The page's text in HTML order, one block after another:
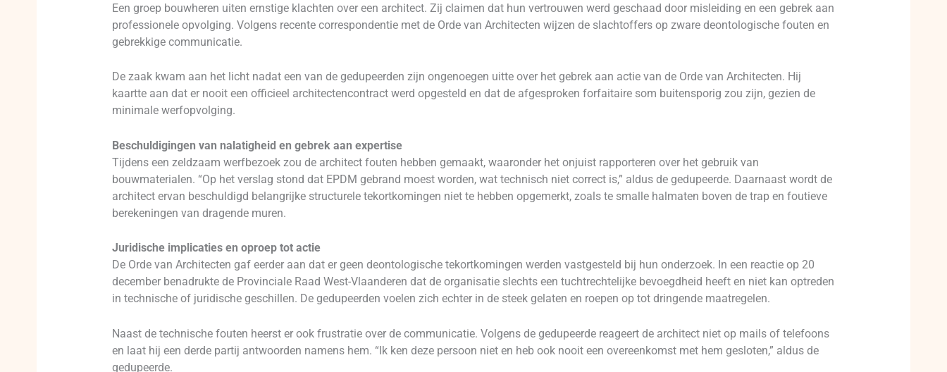
Een groep bouwheren uiten ernstige klachten over een architect. Zij claimen dat hun vertrouwen werd geschaad door misleiding en een gebrek aan
professionele opvolging. Volgens recente correspondentie met de Orde van Architecten wijzen de slachtoffers op zware deontologische fouten en
gebrekkige communicatie.
De zaak kwam aan het licht nadat een van de gedupeerden zijn ongenoegen uitte over het gebrek aan actie van de Orde van Architecten. Hij
kaartte aan dat er nooit een officieel architectencontract werd opgesteld en dat de afgesproken forfaitaire som buitensporig zou zijn, gezien de
minimale werfopvolging.
Beschuldigingen van nalatigheid en gebrek aan expertise
Tijdens een zeldzaam werfbezoek zou de architect fouten hebben gemaakt, waaronder het onjuist rapporteren over het gebruik van
bouwmaterialen. “Op het verslag stond dat EPDM gebrand moest worden, wat technisch niet correct is,” aldus de gedupeerde. Daarnaast wordt de
architect ervan beschuldigd belangrijke structurele tekortkomingen niet te hebben opgemerkt, zoals te smalle halmaten boven de trap en foutieve
berekeningen van dragende muren.
Juridische implicaties en oproep tot actie
De Orde van Architecten gaf eerder aan dat er geen deontologische tekortkomingen werden vastgesteld bij hun onderzoek. In een reactie op 20
december benadrukte de Provinciale Raad West-Vlaanderen dat de organisatie slechts een tuchtrechtelijke bevoegdheid heeft en niet kan optreden
in technische of juridische geschillen. De gedupeerden voelen zich echter in de steek gelaten en roepen op tot dringende maatregelen.
Naast de technische fouten heerst er ook frustratie over de communicatie. Volgens de gedupeerde reageert de architect niet op mails of telefoons
en laat hij een derde partij antwoorden namens hem. “Ik ken deze persoon niet en heb ook nooit een overeenkomst met hem gesloten,” aldus de
gedupeerde.